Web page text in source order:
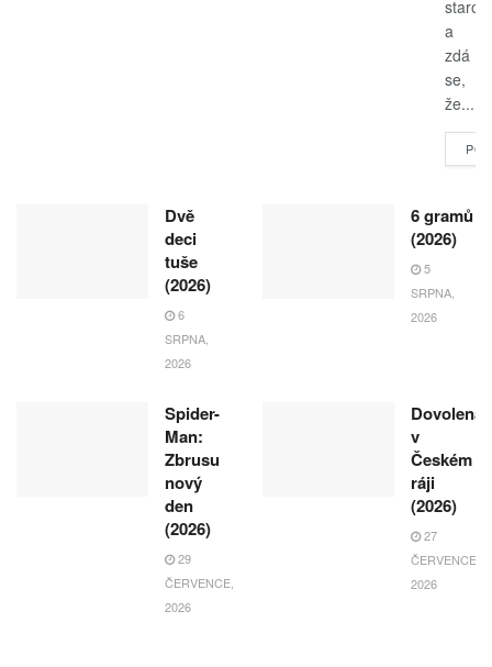
a
zdá
se,
že...
Dvě
deci
tuše
(2026)
6
SRPNA,
2026
6 gramů
(2026)
5
SRPNA,
2026
Spider-
Man:
Zbrusu
nový
den
(2026)
29
ČERVENCE,
2026
Dovolená
v
Českém
ráji
(2026)
27
ČERVENCE,
2026